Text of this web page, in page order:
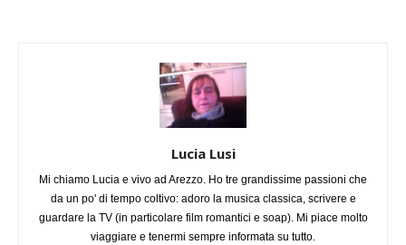
Lucia Lusi
Mi chiamo Lucia e vivo ad Arezzo. Ho tre grandissime passioni che
da un po' di tempo coltivo: adoro la musica classica, scrivere e
guardare la TV (in particolare film romantici e soap). Mi piace molto
viaggiare e tenermi sempre informata su tutto.